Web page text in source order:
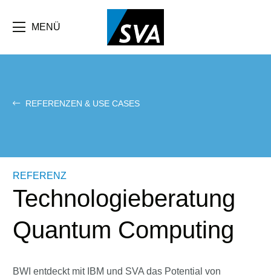
Inhalt
MENÜ
REFERENZEN & USE CASES
REFERENZ
Technologieberatung
Quantum Computing
BWI entdeckt mit IBM und SVA das Potential von